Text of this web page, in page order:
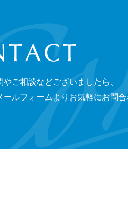
ご相談などございましたら、
ールフォームよりお気軽にお問